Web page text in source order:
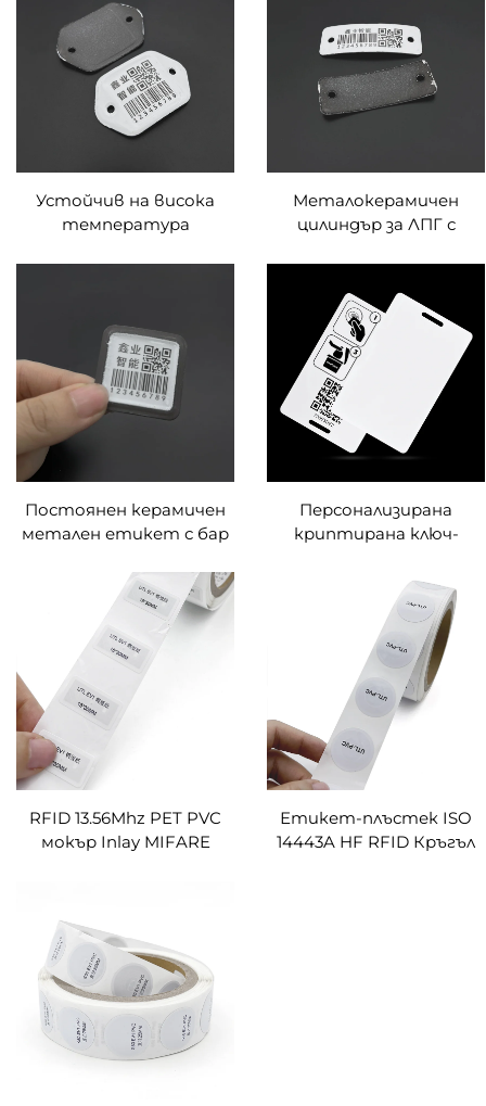
цилиндър за
проследяване на
самоличността на
батерията
QR код, етикети за
проследяване на
бутилки
Устойчив на висока
температура
за проследяване на
газови бутилки LPG
Металокерамичен
цилиндър за ЛПГ с
етикета, цилиндър с
баркод
Постоянен керамичен
метален етикет с бар
висока температура за
проследяване на
бутилки с пропан-
бутан
Персонализирана
криптирана ключ-
DESFire RFID Карта за
контрол на достъпа
Сигурна ключ-карта за
замъчване
RFID 13.56Mhz PET PVC
мокър Inlay MIFARE
контрол на достъпа
Етикет-плъстек ISO
14443A HF RFID Кръгъл